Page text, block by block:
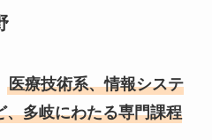
医療技術系、情報システ
、多岐にわたる専門課程